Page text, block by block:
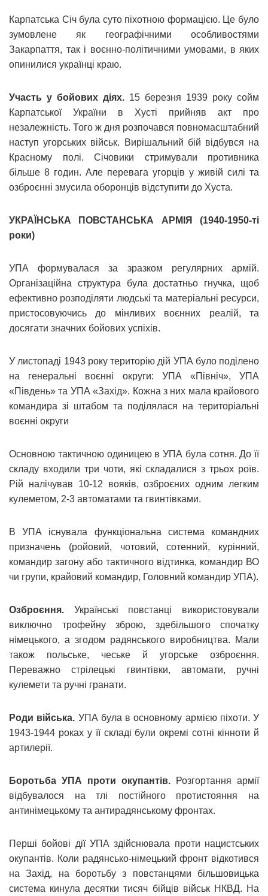
Карпатська Січ була суто піхотною формацією. Це було
зумовлене як географічними особливостями
Закарпаття, так і воєнно-політичними умовами, в яких
опинилися українці краю.
Участь у бойових діях. 15 березня 1939 року сойм
Карпатської України в Хусті прийняв акт про
незалежність. Того ж дня розпочався повномасштабний
наступ угорських військ. Вирішальний бій відбувся на
Красному полі. Січовики стримували противника
більше 8 годин. Але перевага угорців у живій силі та
озброєнні змусила оборонців відступити до Хуста.
УКРАЇНСЬКА ПОВСТАНСЬКА АРМІЯ (1940-1950-ті
роки)
УПА формувалася за зразком регулярних армій.
Організаційна структура була достатньо гнучка, щоб
ефективно розподіляти людські та матеріальні ресурси,
пристосовуючись до мінливих воєнних реалій, та
досягати значних бойових успіхів.
У листопаді 1943 року територію дій УПА було поділено
на генеральні воєнні округи: УПА «Північ», УПА
«Південь» та УПА «Захід». Кожна з них мала крайового
командира зі штабом та поділялася на територіальні
воєнні округи
Основною тактичною одиницею в УПА була сотня. До її
складу входили три чоти, які складалися з трьох роїв.
Рій налічував 10-12 вояків, озброєних одним легким
кулеметом, 2-3 автоматами та гвинтівками.
В УПА існувала функціональна система командних
призначень (ройовий, чотовий, сотенний, курінний,
командир загону або тактичного відтинка, командир ВО
чи групи, крайовий командир, Головний командир УПА).
Озброєння. Українські повстанці використовували
виключно трофейну зброю, здебільшого спочатку
німецького, а згодом радянського виробництва. Мали
також польське, чеське й угорське озброєння.
Переважно стрілецькі гвинтівки, автомати, ручні
кулемети та ручні гранати.
Роди війська. УПА була в основному армією піхоти. У
1943-1944 роках у її складі були окремі сотні кінноти й
артилерії.
Боротьба УПА проти окупантів. Розгортання армії
відбувалося на тлі постійного протистояння на
антинімецькому та антирадянському фронтах.
Перші бойові дії УПА здійснювала проти нацистських
окупантів. Коли радянсько-німецький фронт відкотився
на Захід, на боротьбу з повстанцями більшовицька
система кинула десятки тисяч бійців військ НКВД. На